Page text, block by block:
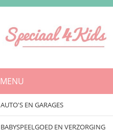
MENU
AUTO'S EN GARAGES
BABYSPEELGOED EN VERZORGING